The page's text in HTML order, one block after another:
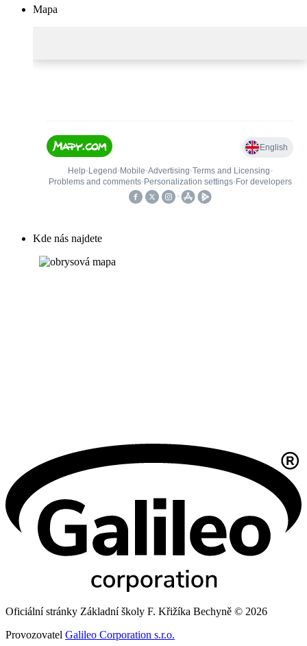
Mapa
Kde nás najdete
Oficiální stránky Základní školy F. Křižíka Bechyně © 2026
Provozovatel Galileo Corporation s.r.o.